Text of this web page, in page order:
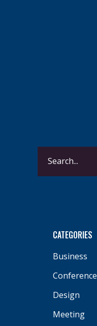
for:
CATEGORIES
Business
Conference
Design
Meeting